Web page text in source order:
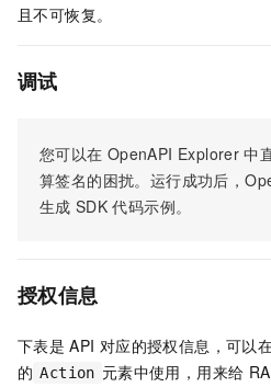
且不可恢复。
调试
您可以在 OpenAPI Explorer 中
算签名的困扰。运行成功后，
生成 SDK 代码示例。
授权信息
下表是 API 对应的授权信息，可以
的 Action 元素中使用，用来给